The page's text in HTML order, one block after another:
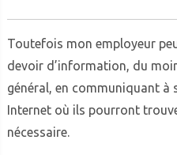
Toutefois mon employeur
devoir d’information, du
général, en communiquant à
Internet où ils pourront
nécessaire.